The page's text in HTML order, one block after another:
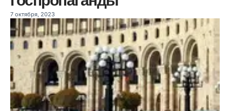
7 октября, 2023